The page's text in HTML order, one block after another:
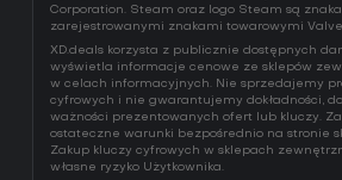
Corporation. Steam oraz logo Steam są
zarejestrowanymi znakami towarowymi
XD.deals korzysta z publicznie dostępnych
wyświetla informacje cenowe ze sklepów
w celach informacyjnych. Nie sprzedajemy
cyfrowych i nie gwarantujemy dokładności,
ważności prezentowanych ofert lub kluczy.
ostateczne warunki bezpośrednio na stronie
Zakup kluczy cyfrowych w sklepach
własne ryzyko Użytkownika.